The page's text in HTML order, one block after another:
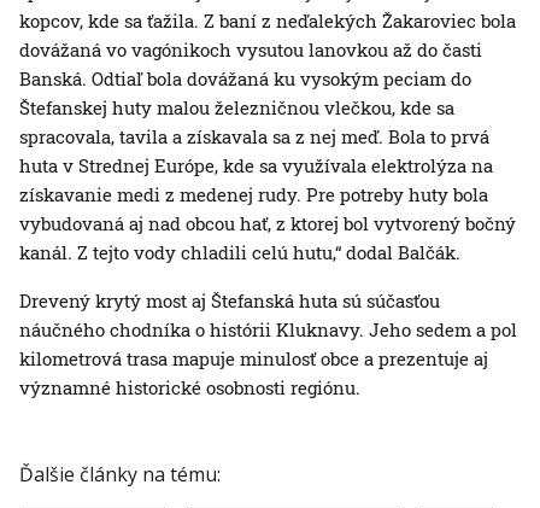
kopcov, kde sa ťažila. Z baní z neďalekých Žakaroviec bola
dovážaná vo vagónikoch vysutou lanovkou až do časti
Banská. Odtiaľ bola dovážaná ku vysokým peciam do
Štefanskej huty malou železničnou vlečkou, kde sa
spracovala, tavila a získavala sa z nej meď. Bola to prvá
huta v Strednej Európe, kde sa využívala elektrolýza na
získavanie medi z medenej rudy. Pre potreby huty bola
vybudovaná aj nad obcou hať, z ktorej bol vytvorený bočný
kanál. Z tejto vody chladili celú hutu,“ dodal Balčák.
Drevený krytý most aj Štefanská huta sú súčasťou
náučného chodníka o histórii Kluknavy. Jeho sedem a pol
kilometrová trasa mapuje minulosť obce a prezentuje aj
významné historické osobnosti regiónu.
Ďalšie články na tému: